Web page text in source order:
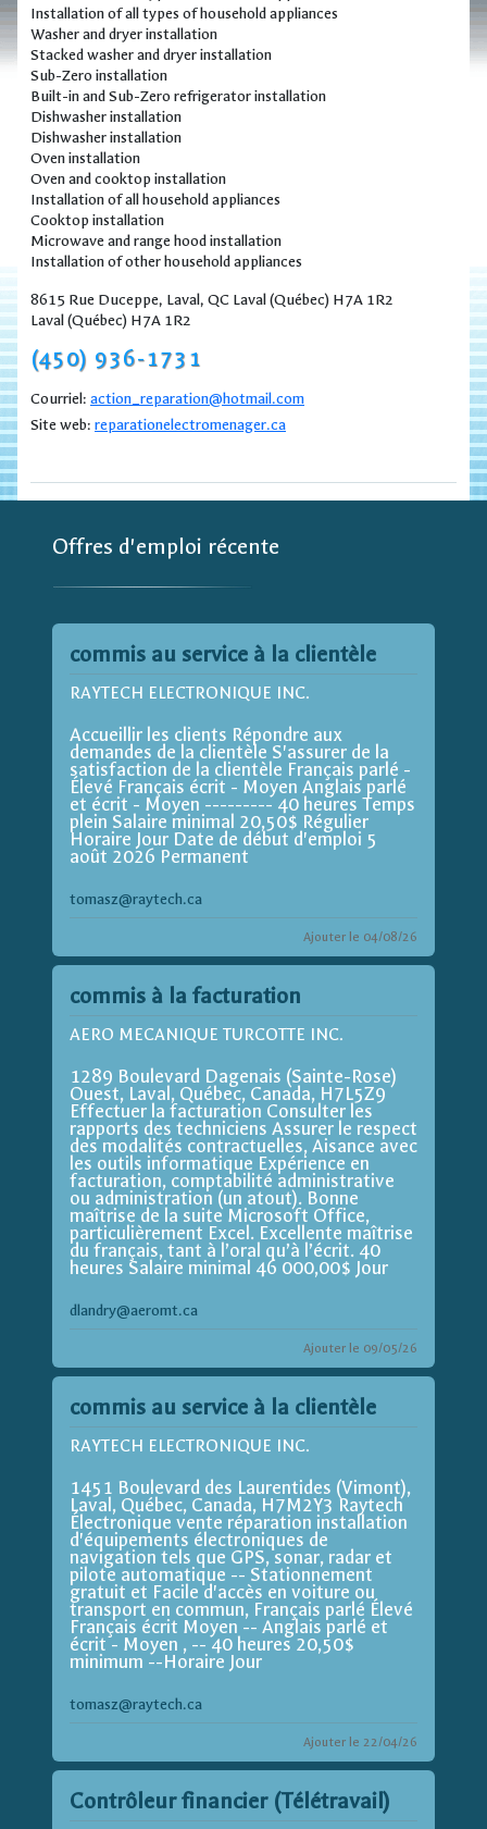
Installation of all types of household appliances
Washer and dryer installation
Stacked washer and dryer installation
Sub-Zero installation
Built-in and Sub-Zero refrigerator installation
Dishwasher installation
Dishwasher installation
Oven installation
Oven and cooktop installation
Installation of all household appliances
Cooktop installation
Microwave and range hood installation
Installation of other household appliances
8615 Rue Duceppe, Laval, QC Laval (Québec) H7A 1R2
Laval (Québec) H7A 1R2
(450) 936-1731
Courriel: action_reparation@hotmail.com
Site web: reparationelectromenager.ca
Offres d'emploi récente
commis au service à la clientèle
RAYTECH ELECTRONIQUE INC.
Accueillir les clients Répondre aux
demandes de la clientèle S'assurer de la
satisfaction de la clientèle Français parlé -
Élevé Français écrit - Moyen Anglais parlé
et écrit - Moyen --------- 40 heures Temps
plein Salaire minimal 20,50$ Régulier
Horaire Jour Date de début d'emploi 5
août 2026 Permanent
tomasz@raytech.ca
Ajouter le 04/08/26
commis à la facturation
AERO MECANIQUE TURCOTTE INC.
1289 Boulevard Dagenais (Sainte-Rose)
Ouest, Laval, Québec, Canada, H7L5Z9
Effectuer la facturation Consulter les
rapports des techniciens Assurer le respect
des modalités contractuelles, Aisance avec
les outils informatique Expérience en
facturation, comptabilité administrative
ou administration (un atout). Bonne
maîtrise de la suite Microsoft Office,
particulièrement Excel. Excellente maîtrise
du français, tant à l’oral qu’à l’écrit. 40
heures Salaire minimal 46 000,00$ Jour
dlandry@aeromt.ca
Ajouter le 09/05/26
commis au service à la clientèle
RAYTECH ELECTRONIQUE INC.
1451 Boulevard des Laurentides (Vimont),
Laval, Québec, Canada, H7M2Y3 Raytech
Électronique vente réparation installation
d'équipements électroniques de
navigation tels que GPS, sonar, radar et
pilote automatique -- Stationnement
gratuit et Facile d'accès en voiture ou
transport en commun, Français parlé Élevé
Français écrit Moyen -- Anglais parlé et
écrit - Moyen , -- 40 heures 20,50$
minimum --Horaire Jour
tomasz@raytech.ca
Ajouter le 22/04/26
Contrôleur financier (Télétravail)